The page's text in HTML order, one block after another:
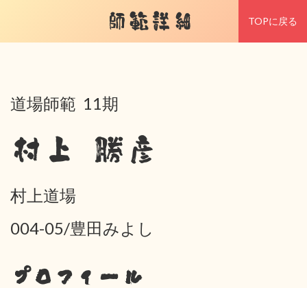
師範詳細 TOPに戻る
道場師範 11期
村上 勝彦
村上道場
004-05/豊田みよし
プロフィール